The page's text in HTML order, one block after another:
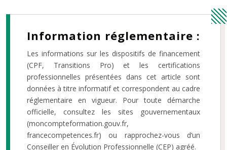
Information réglementaire :
Les informations sur les dispositifs de financement
(CPF, Transitions Pro) et les certifications
professionnelles présentées dans cet article sont
données à titre informatif et correspondent au cadre
réglementaire en vigueur. Pour toute démarche
officielle, consultez les sites gouvernementaux
(moncompteformation.gouv.fr,
francecompetences.fr) ou rapprochez-vous d’un
Conseiller en Évolution Professionnelle (CEP) agréé.